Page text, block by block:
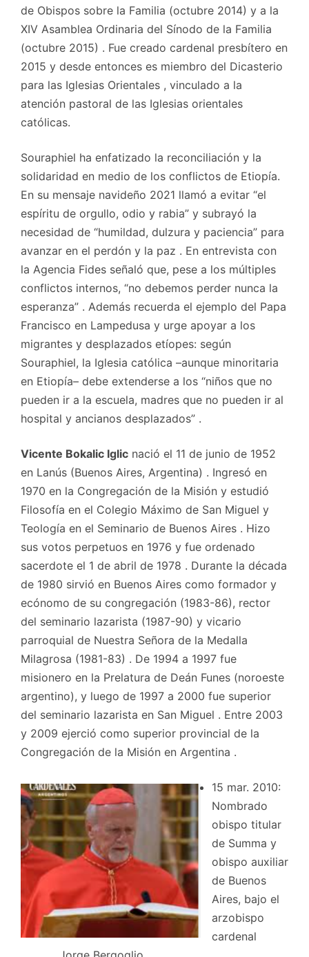
de Obispos sobre la Familia (octubre 2014) y a la
XIV Asamblea Ordinaria del Sínodo de la Familia
(octubre 2015) . Fue creado cardenal presbítero en
2015 y desde entonces es miembro del Dicasterio
para las Iglesias Orientales , vinculado a la
atención pastoral de las Iglesias orientales
católicas.
Souraphiel ha enfatizado la reconciliación y la
solidaridad en medio de los conflictos de Etiopía.
En su mensaje navideño 2021 llamó a evitar “el
espíritu de orgullo, odio y rabia” y subrayó la
necesidad de “humildad, dulzura y paciencia” para
avanzar en el perdón y la paz . En entrevista con
la Agencia Fides señaló que, pese a los múltiples
conflictos internos, “no debemos perder nunca la
esperanza” . Además recuerda el ejemplo del Papa
Francisco en Lampedusa y urge apoyar a los
migrantes y desplazados etíopes: según
Souraphiel, la Iglesia católica –aunque minoritaria
en Etiopía– debe extenderse a los “niños que no
pueden ir a la escuela, madres que no pueden ir al
hospital y ancianos desplazados” .
Vicente Bokalic Iglic nació el 11 de junio de 1952
en Lanús (Buenos Aires, Argentina) . Ingresó en
1970 en la Congregación de la Misión y estudió
Filosofía en el Colegio Máximo de San Miguel y
Teología en el Seminario de Buenos Aires . Hizo
sus votos perpetuos en 1976 y fue ordenado
sacerdote el 1 de abril de 1978 . Durante la década
de 1980 sirvió en Buenos Aires como formador y
ecónomo de su congregación (1983-86), rector
del seminario lazarista (1987-90) y vicario
parroquial de Nuestra Señora de la Medalla
Milagrosa (1981-83) . De 1994 a 1997 fue
misionero en la Prelatura de Deán Funes (noroeste
argentino), y luego de 1997 a 2000 fue superior
del seminario lazarista en San Miguel . Entre 2003
y 2009 ejerció como superior provincial de la
Congregación de la Misión en Argentina .
15 mar. 2010:
Nombrado
obispo titular
de Summa y
obispo auxiliar
de Buenos
Aires, bajo el
arzobispo
cardenal